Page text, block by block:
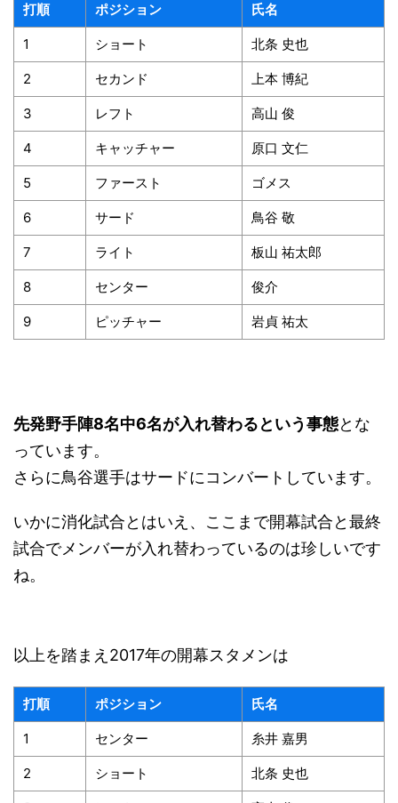
打順 ポジション 氏名
1 ショート 北条 史也
2 セカンド 上本 博紀
3 レフト 高山 俊
4 キャッチャー 原口 文仁
5 ファースト ゴメス
6 サード 鳥谷 敬
7 ライト 板山 祐太郎
8 センター 俊介
9 ピッチャー 岩貞 祐太
先発野手陣8名中6名が入れ替わるという事態とな
っています。
さらに鳥谷選手はサードにコンバートしています。
いかに消化試合とはいえ、ここまで開幕試合と最終
試合でメンバーが入れ替わっているのは珍しいです
ね。
以上を踏まえ2017年の開幕スタメンは
打順 ポジション 氏名
1 センター 糸井 嘉男
2 ショート 北条 史也